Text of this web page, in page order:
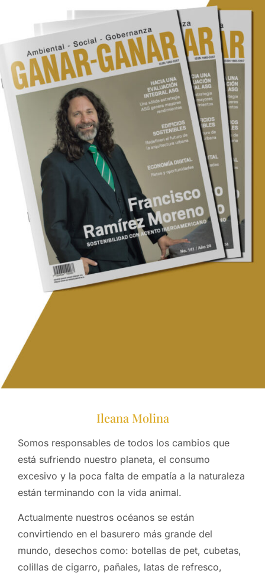
Ileana Molina
Somos responsables de todos los cambios que
está sufriendo nuestro planeta, el consumo
excesivo y la poca falta de empatía a la naturaleza
están terminando con la vida animal.
Actualmente nuestros océanos se están
convirtiendo en el basurero más grande del
mundo, desechos como: botellas de pet, cubetas,
colillas de cigarro, pañales, latas de refresco,